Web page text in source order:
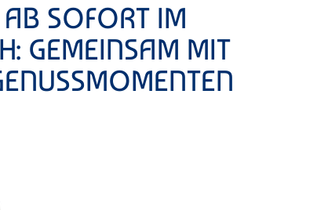
SOFORT IM
GEMEINSAM MIT